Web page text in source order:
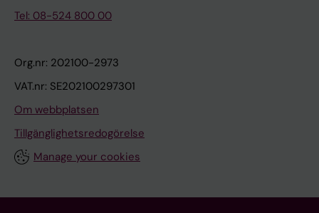
Tel: 08-524 800 00
Org.nr: 202100-2973
VAT.nr: SE202100297301
Om webbplatsen
Tillgänglighetsredogörelse
Manage your cookies